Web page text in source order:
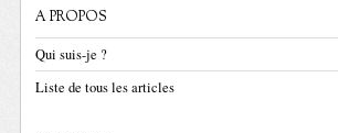
A PROPOS
Qui suis-je ?
Liste de tous les articles